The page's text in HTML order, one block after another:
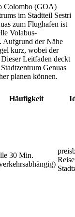
Colombo (GOA)
im Stadtteil Sestri
zum Flughafen ist
Volabus-
Aufgrund der Nähe
kurz, wobei der
Leitfaden deckt
Genuas
planen können.
Häufigkeit
30 Min.